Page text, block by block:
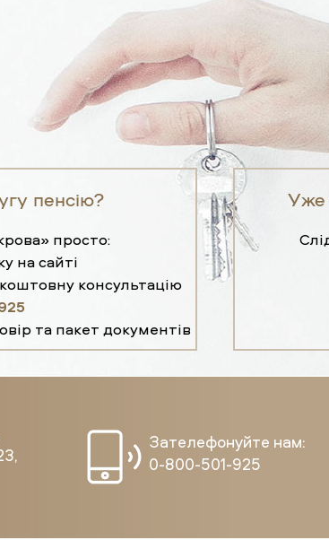
пенсію?
просто:
на сайті
консультацію
та пакет документів
Уже
Зателефонуйте нам:
0-800-501-925